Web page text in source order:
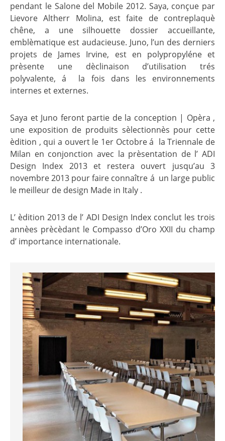
pendant le Salone del Mobile 2012. Saya, conçue par
Lievore Altherr Molina, est faite de contreplaquè
chêne, a une silhouette dossier accueillante,
emblèmatique est audacieuse. Juno, l’un des derniers
projets de James Irvine, est en polypropyléne et
prèsente une dèclinaison d’utilisation trés
polyvalente, á la fois dans les environnements
internes et externes.
Saya et Juno feront partie de la conception | Opèra ,
une exposition de produits sèlectionnès pour cette
èdition , qui a ouvert le 1er Octobre á la Triennale de
Milan en conjonction avec la prèsentation de l’ ADI
Design Index 2013 et restera ouvert jusqu’au 3
novembre 2013 pour faire connaître á un large public
le meilleur de design Made in Italy .
L’ èdition 2013 de l’ ADI Design Index conclut les trois
annèes prècèdant le Compasso d’Oro XXII du champ
d’ importance internationale.